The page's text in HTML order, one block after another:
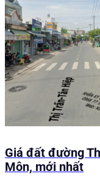
Giá đất đường
Môn, mới nhất